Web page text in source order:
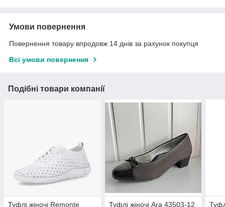
Умови повернення
Повернення товару впродовж 14 днів за рахунок покупця
Всі умови повернення
Подібні товари компанії
Туфлі жіночі Remonte
Туфлі жіночі Ara 43503-12